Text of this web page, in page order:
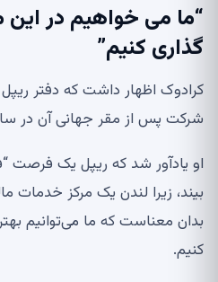
“ما می خواهیم در این
گذاری کنیم”
کرادوک اظهار داشت که دفتر ریپل
شرکت پس از مقر جهانی آن در
او یادآور شد که ریپل یک فرصت
بیند، زیرا لندن یک مرکز
بدان معناست که ما می‌توانیم
کنیم.